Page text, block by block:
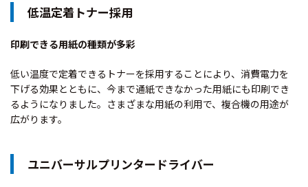
低温定着トナー採用
印刷できる用紙の種類が多彩
低い温度で定着できるトナーを採用することにより、消費電力を
下げる効果とともに、今まで通紙できなかった用紙にも印刷でき
るようになりました。さまざまな用紙の利用で、複合機の用途が
広がります。
ユニバーサルプリンタードライバー